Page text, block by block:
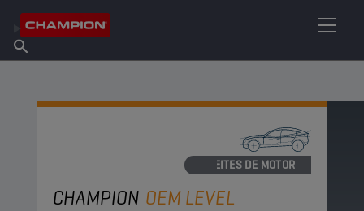
Acerca de champion
Encuentra un punto de venta
ACEITES DE MOTOR
CHAMPION OEM LEVEL